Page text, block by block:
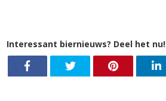
Interessant biernieuws? Deel het nu!